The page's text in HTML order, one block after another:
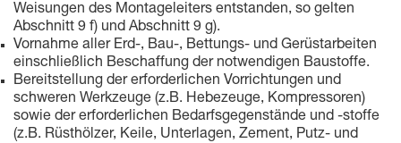
Weisungen des Montageleiters entstanden, so gelten
Abschnitt 9 f) und Abschnitt 9 g).
Vornahme aller Erd-, Bau-, Bettungs- und Gerüstarbeiten
einschließlich Beschaffung der notwendigen Baustoffe.
Bereitstellung der erforderlichen Vorrichtungen und
schweren Werkzeuge (z.B. Hebezeuge, Kompressoren)
sowie der erforderlichen Bedarfsgegenstände und -stoffe
(z.B. Rüsthölzer, Keile, Unterlagen, Zement, Putz- und